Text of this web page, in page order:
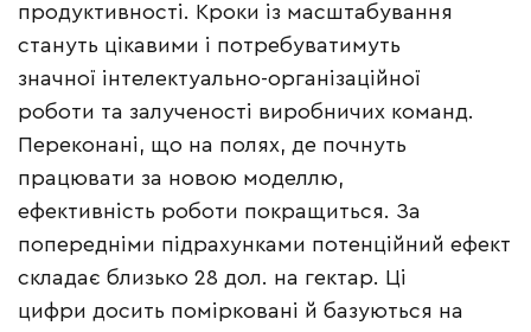
продуктивності. Кроки із масштабування
стануть цікавими і потребуватимуть
значної інтелектуально-організаційної
роботи та залученості виробничих команд.
Переконані, що на полях, де почнуть
працювати за новою моделлю,
ефективність роботи покращиться. За
попередніми підрахунками потенційний ефект
складає близько 28 дол. на гектар. Ці
цифри досить помірковані й базуються на